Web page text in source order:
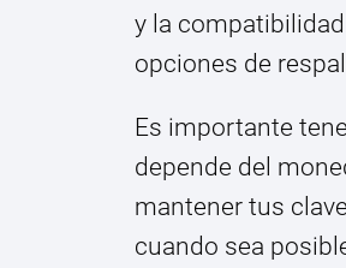
y la
opciones de
Es importante
depende del
mantener tus
cuando sea